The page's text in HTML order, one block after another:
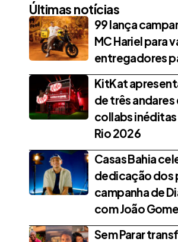
Últimas notícias
99 lança
MC Hariel para
entregadores
KitKat
de três andares
collabs inéditas
Rio 2026
Casas Bahia
dedicação dos
campanha de
com João
Sem Parar